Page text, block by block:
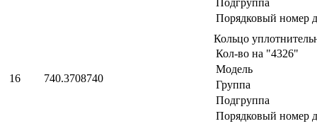
Порядковый номер
16 740.3708740
Кольцо
Кол-во на "4326"
Модель
Группа
Подгруппа
Порядковый номер